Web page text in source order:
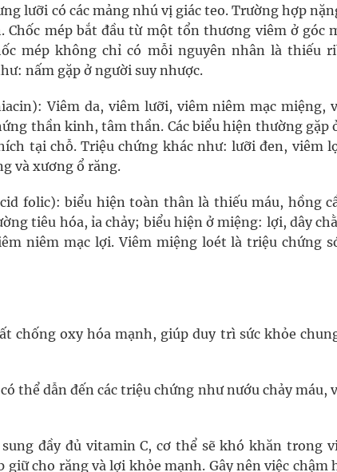
lưỡi có các mảng nhú vị giác teo. Trường hợp
Chốc mép bắt đầu từ một tổn thương viêm ở góc
mép không chỉ có mỗi nguyên nhân là thiếu
nấm gặp ở người suy nhược.
Viêm da, viêm lưỡi, viêm niêm mạc miệng,
thần kinh, tâm thần. Các biểu hiện thường
tại chỗ. Triệu chứng khác như: lưỡi đen, viêm
và xương ổ răng.
folic): biểu hiện toàn thân là thiếu máu, hồng
tiêu hóa, ỉa chảy; biểu hiện ở miệng: lợi, dây
niêm mạc lợi. Viêm miệng loét là triệu chứng
chống oxy hóa mạnh, giúp duy trì sức khỏe
thể dẫn đến các triệu chứng như nướu chảy máu,
đầy đủ vitamin C, cơ thể sẽ khó khăn trong
giữ cho răng và lợi khỏe mạnh. Gây nên việc